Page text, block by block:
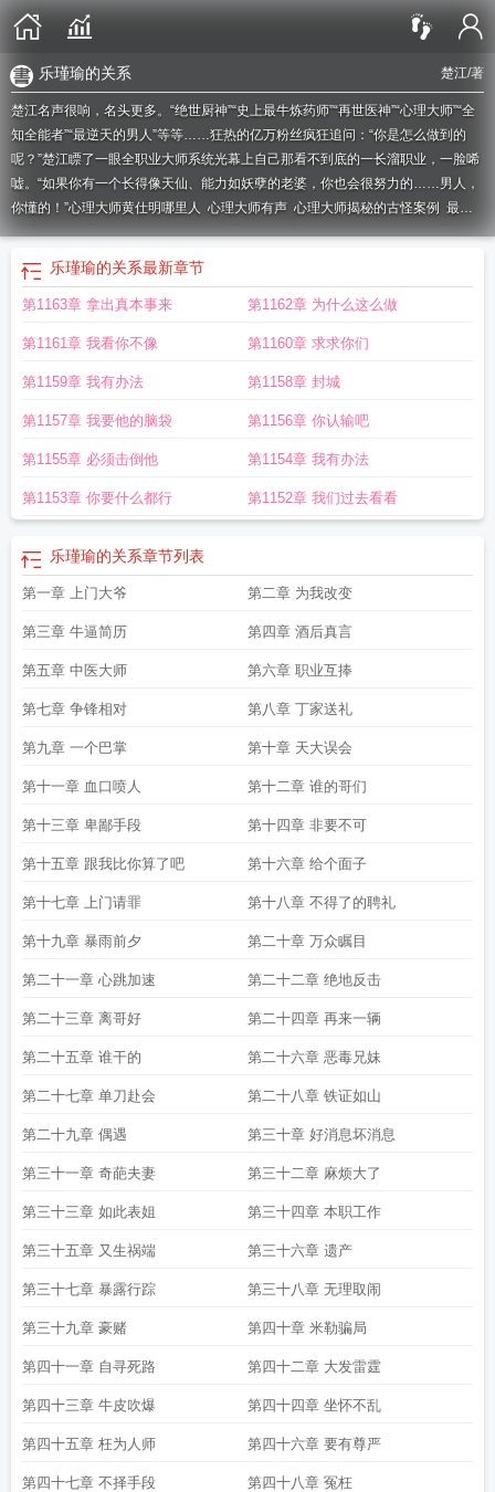
楚江/著
乐瑾瑜的关系
楚江名声很响，名头更多。“绝世厨神”“史上最牛炼药师”“再世医神”“心理大师”“全
知全能者”“最逆天的男人”等等……狂热的亿万粉丝疯狂追问：“你是怎么做到的
呢？”楚江瞟了一眼全职业大师系统光幕上自己那看不到底的一长溜职业，一脸唏
嘘。“如果你有一个长得像天仙、能力如妖孽的老婆，你也会很努力的……男人，
你懂的！”心理大师黄仕明哪里人 心理大师有声 心理大师揭秘的古怪案例 最强
心理大师心理大师 在线阅读国内心理大师心理大师文戈为什么死了心理学大
心理大师四部顺序 心理大师文歌
影 心理大师港剧
不可能李昌钰和心理大师心理大师 文戈 乐瑾瑜心理大师读后感心理大师顺
师心理大师萨提亚 心理大师登场视频 心理大师深渊乐瑾瑜结局
是谁 心理大师解析心理大师揭秘最古怪案例pdf心理大师观后感
有更旺盛的产出心理大师起源 心理大师乐瑾瑜结局心理大师乐瑾瑜
宋明简介王牌对王牌心理大师 清理大师2023最新版世界心理大师
该早就死了吧心理大师歌词 心理大师电影心理大师阅读顺序心理大师故事梗
概心理大师文戈 丘陵心理大师悬疑系列心理大师钟宇全四册免费阅读心理大
师豆瓣评分心理大师深渊在线阅读
瑜经历心理大师罪爱txt资源乐瑾瑜的关系心理大师语录心理大师心媛主角心
理大师剧情介绍著名心理大师 心理大师2沈非 心理大师 钟宇
系图
伍志宏心理大师 心理大师电影 徐峥
局心理大师文戈杀了谁 心理大师豆瓣心理大师沈非免费阅
么心理大师简介心理大师在线阅读免费心理大师松明 心理大师头像
理大师心理大师 豆瓣 心理大师罪爱在线阅读心理大师 简介
读心理大师歌曲心理大师人物结局解析心理大师英文心理大师一共几部
心理大师心理大师和心媛的 心理学家阿德勒格洛丽亚与三位心理大师
言心理大师乐瑾瑜死了心理大师第四部深渊简介 心理大师有声在线收听
大师宋明 360清理大师官方正版 心理大师钟宇全四册 心理大师贾玲
师心理大师乐瑾瑜和丘陵的故事 心理大师有哪些 心理大师萨提亚说过人的交流
丽亚和三位心理大师心理大师的名言 心理学大师心理大师梯田人魔结局
大师徐峥心理大师免费阅读 世界有名的心理大师心理大师沈非结局如何
大师心理大师罪爱心理大师2 心理咨询大师心理大师乐瑾瑜和丘陵
叫什么 心理大师文戈死亡解读 心理大师深渊结局 精灵之心理大师
格61句心理大师是什么意思 心理大师沈哥是谁心理大师王牌心理大师弗洛伊
乐瑾瑜的关系最新章节
第1163章 拿出真本事来 第1162章 为什么这么做
第1161章 我看你不像 第1160章 求求你们
第1159章 我有办法 第1158章 封城
第1157章 我要他的脑袋 第1156章 你认输吧
第1155章 必须击倒他 第1154章 我有办法
第1153章 你要什么都行 第1152章 我们过去看看
乐瑾瑜的关系章节列表
第一章 上门大爷 第二章 为我改变
第三章 牛逼简历 第四章 酒后真言
第五章 中医大师 第六章 职业互捧
第七章 争锋相对 第八章 丁家送礼
第九章 一个巴掌 第十章 天大误会
第十一章 血口喷人 第十二章 谁的哥们
第十三章 卑鄙手段 第十四章 非要不可
第十五章 跟我比你算了吧 第十六章 给个面子
第十七章 上门请罪 第十八章 不得了的聘礼
第十九章 暴雨前夕 第二十章 万众瞩目
第二十一章 心跳加速 第二十二章 绝地反击
第二十三章 离哥好 第二十四章 再来一辆
第二十五章 谁干的 第二十六章 恶毒兄妹
第二十七章 单刀赴会 第二十八章 铁证如山
第二十九章 偶遇 第三十章 好消息坏消息
第三十一章 奇葩夫妻 第三十二章 麻烦大了
第三十三章 如此表姐 第三十四章 本职工作
第三十五章 又生祸端 第三十六章 遗产
第三十七章 暴露行踪 第三十八章 无理取闹
第三十九章 豪赌 第四十章 米勒骗局
第四十一章 自寻死路 第四十二章 大发雷霆
第四十三章 牛皮吹爆 第四十四章 坐怀不乱
第四十五章 枉为人师 第四十六章 要有尊严
第四十七章 不择手段 第四十八章 冤枉